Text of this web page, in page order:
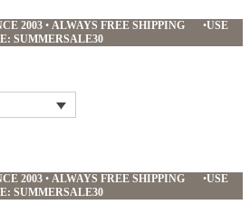
2003 •ALWAYS FREE SHIPPING •USE
SUMMERSALE30
2003 • ALWAYS FREE SHIPPING •USE
SUMMERSALE30